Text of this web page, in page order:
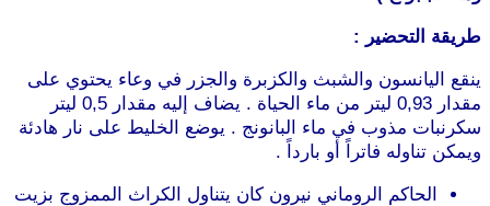
طريقة التحضير :
ينقع اليانسون والشبث والكزبرة والجزر في وعاء يحتوي على
مقدار 0,93 ليتر من ماء الحياة . يضاف إليه مقدار 0,5 ليتر
سكرنبات مذوب في ماء البانونج . يوضع الخليط على نار هادئة
ويمكن تناوله فاتراً أو بارداً .
الحاكم الروماني نيرون كان يتناول الكراث الممزوج بزيت